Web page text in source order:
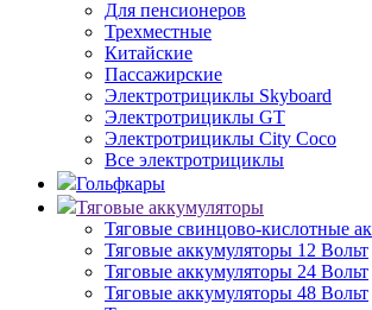
Для пенсионеров
Трехместные
Китайские
Пассажирские
Электротрициклы Skyboard
Электротрициклы GT
Электротрициклы City Coco
Все электротрициклы
Гольфкары
Тяговые аккумуляторы
Тяговые свинцово-кислотные
Тяговые аккумуляторы 12 Вольт
Тяговые аккумуляторы 24 Вольт
Тяговые аккумуляторы 48 Вольт